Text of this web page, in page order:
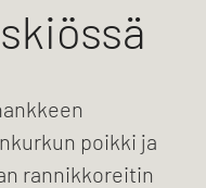
poikki ja
rannikkoreitin